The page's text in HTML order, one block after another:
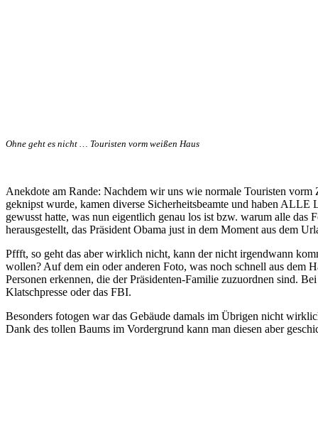
Ohne geht es nicht … Touristen vorm weißen Haus
Anekdote am Rande: Nachdem wir uns wie normale Touristen vorm
geknipst wurde, kamen diverse Sicherheitsbeamte und haben ALLE
gewusst hatte, was nun eigentlich genau los ist bzw. warum alle das
herausgestellt, das Präsident Obama just in dem Moment aus dem
Pffft, so geht das aber wirklich nicht, kann der nicht irgendwann
wollen? Auf dem ein oder anderen Foto, was noch schnell aus dem
Personen erkennen, die der Präsidenten-Familie zuzuordnen sind.
Klatschpresse oder das FBI.
Besonders fotogen war das Gebäude damals im Übrigen nicht
Dank des tollen Baums im Vordergrund kann man diesen aber